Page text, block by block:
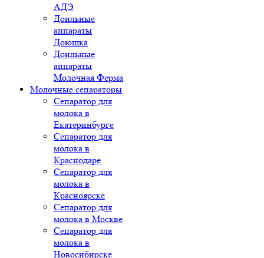
АДЭ
Доильные
аппараты
Доюшка
Доильные
аппараты
Молочная Ферма
Молочные сепараторы
Сепаратор для
молока в
Екатеринбурге
Сепаратор для
молока в
Краснодаре
Сепаратор для
молока в
Красноярске
Сепаратор для
молока в Москве
Сепаратор для
молока в
Новосибирске